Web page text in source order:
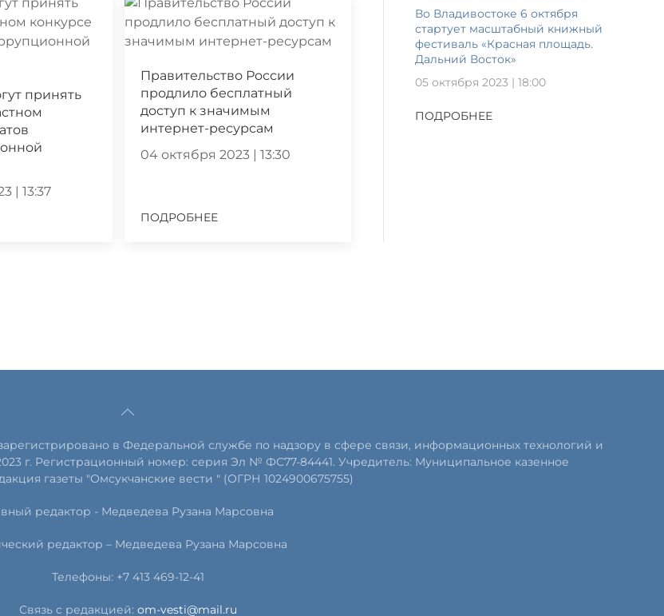
принять
| 13:37
Правительство России
продлило бесплатный
доступ к значимым
интернет-ресурсам
04 октября 2023 | 13:30
ПОДРОБНЕЕ
Во Владивостоке 6 октября
стартует масштабный книжный
фестиваль «Красная площадь.
Дальний Восток»
05 октября 2023 | 18:00
ПОДРОБНЕЕ
в Федеральной службе по надзору в сфере связи, информационных технологий и
г. Регистрационный номер: серия Эл № ФС77-84441. Учредитель: Муниципальное казенное
газеты "Омсукчанские вести " (ОГРН 1024900675755)
редактор - Медведева Рузана Марсовна
редактор – Медведева Рузана Марсовна
Телефоны: +7 413 469-12-41
Связь с редакцией: om-vesti@mail.ru